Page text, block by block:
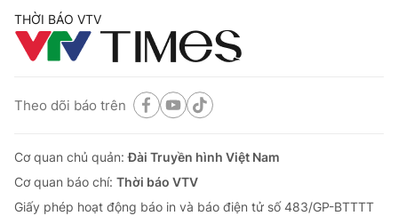
THỜI BÁO VTV
Theo dõi báo trên
Cơ quan chủ quản:Đài Truyền hình Việt Nam
Cơ quan báo chí: Thời báo VTV
Giấy phép hoạt động báo in và báo điện tử số 483/GP-BTTTT